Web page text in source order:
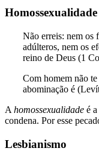
Homossexualidade
Não erreis: nem os
adúlteros, nem os
reino de Deus (1
Com homem não
abominação é
A homossexualidade é
condena. Por esse
Lesbianismo